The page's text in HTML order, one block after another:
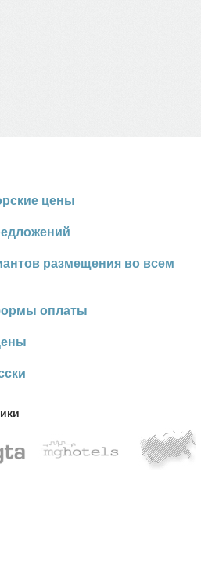
цены
размещения во всем
оплаты